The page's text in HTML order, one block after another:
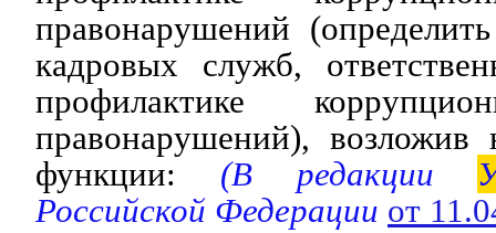
правонарушений
кадровых служб,
профилактике
правонарушений),
функции: (В редакции
Российской Федерации от